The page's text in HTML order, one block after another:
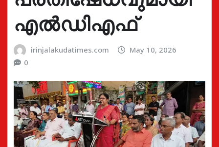
എൽഡിഎഫ്
irinjalakudatimes.com
May 10, 2026
0